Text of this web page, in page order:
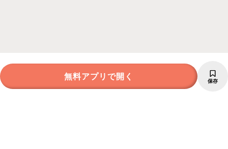
無料アプリで開く 保存